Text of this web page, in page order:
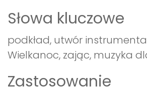
Słowa kluczowe
podkład, utwór
Wielkanoc, zając, muzyka
Zastosowanie